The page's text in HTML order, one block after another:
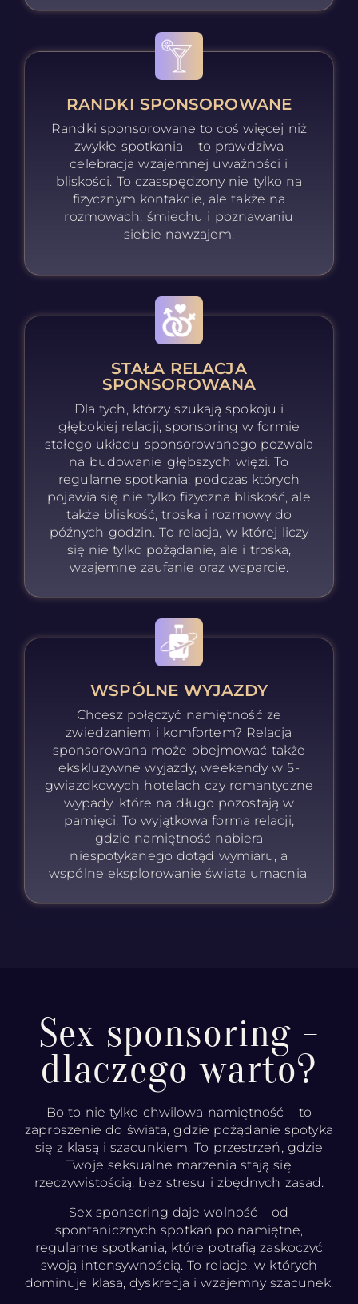
RANDKI SPONSOROWANE
Randki sponsorowane to coś więcej niż
zwykłe spotkania – to prawdziwa
celebracja wzajemnej uważności i
bliskości. To czasspędzony nie tylko na
fizycznym kontakcie, ale także na
rozmowach, śmiechu i poznawaniu
siebie nawzajem.
STAŁA RELACJA
SPONSOROWANA
Dla tych, którzy szukają spokoju i
głębokiej relacji, sponsoring w formie
stałego układu sponsorowanego pozwala
na budowanie głębszych więzi. To
regularne spotkania, podczas których
pojawia się nie tylko fizyczna bliskość, ale
także bliskość, troska i rozmowy do
późnych godzin. To relacja, w której liczy
się nie tylko pożądanie, ale i troska,
wzajemne zaufanie oraz wsparcie.
WSPÓLNE WYJAZDY
Chcesz połączyć namiętność ze
zwiedzaniem i komfortem? Relacja
sponsorowana może obejmować także
ekskluzywne wyjazdy, weekendy w 5-
gwiazdkowych hotelach czy romantyczne
wypady, które na długo pozostają w
pamięci. To wyjątkowa forma relacji,
gdzie namiętność nabiera
niespotykanego dotąd wymiaru, a
wspólne eksplorowanie świata umacnia.
Sex sponsoring -
dlaczego warto?
Bo to nie tylko chwilowa namiętność – to
zaproszenie do świata, gdzie pożądanie spotyka
się z klasą i szacunkiem. To przestrzeń, gdzie
Twoje seksualne marzenia stają się
rzeczywistością, bez stresu i zbędnych zasad.
Sex sponsoring daje wolność – od
spontanicznych spotkań po namiętne,
regularne spotkania, które potrafią zaskoczyć
swoją intensywnością. To relacje, w których
dominuje klasa, dyskrecja i wzajemny szacunek.